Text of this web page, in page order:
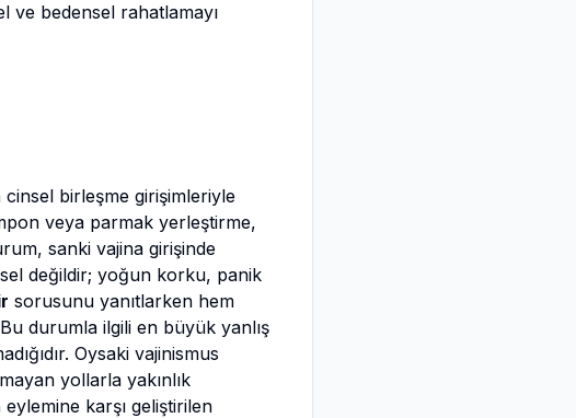
ve bedensel rahatlamayı
cinsel birleşme girişimleriyle
veya parmak yerleştirme,
sanki vajina girişinde
değildir; yoğun korku, panik
sorusunu yanıtlarken hem
durumla ilgili en büyük yanlış
Oysaki vajinismus
yollarla yakınlık
karşı geliştirilen